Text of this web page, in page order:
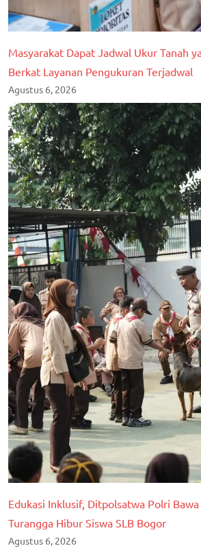
Masyarakat Dapat Jadwal Ukur Tanah
Berkat Layanan Pengukuran Terjadwal
Agustus 6, 2026
Edukasi Inklusif, Ditpolsatwa Polri Bawa
Turangga Hibur Siswa SLB Bogor
Agustus 6, 2026